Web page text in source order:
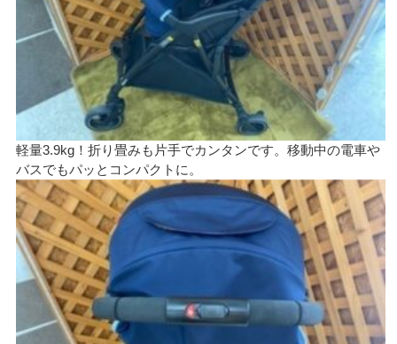
軽量3.9kg！折り畳みも片手でカンタンです。移動中の電車や
バスでもパッとコンパクトに。